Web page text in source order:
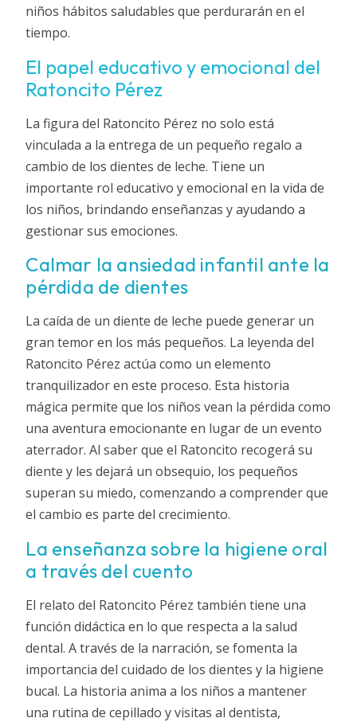
niños hábitos saludables que perdurarán en el
tiempo.
El papel educativo y emocional del
Ratoncito Pérez
La figura del Ratoncito Pérez no solo está
vinculada a la entrega de un pequeño regalo a
cambio de los dientes de leche. Tiene un
importante rol educativo y emocional en la vida de
los niños, brindando enseñanzas y ayudando a
gestionar sus emociones.
Calmar la ansiedad infantil ante la
pérdida de dientes
La caída de un diente de leche puede generar un
gran temor en los más pequeños. La leyenda del
Ratoncito Pérez actúa como un elemento
tranquilizador en este proceso. Esta historia
mágica permite que los niños vean la pérdida como
una aventura emocionante en lugar de un evento
aterrador. Al saber que el Ratoncito recogerá su
diente y les dejará un obsequio, los pequeños
superan su miedo, comenzando a comprender que
el cambio es parte del crecimiento.
La enseñanza sobre la higiene oral
a través del cuento
El relato del Ratoncito Pérez también tiene una
función didáctica en lo que respecta a la salud
dental. A través de la narración, se fomenta la
importancia del cuidado de los dientes y la higiene
bucal. La historia anima a los niños a mantener
una rutina de cepillado y visitas al dentista,